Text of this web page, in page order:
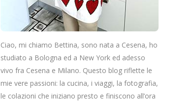
Ciao, mi chiamo Bettina, sono nata a Cesena, ho
studiato a Bologna ed a New York ed adesso
vivo fra Cesena e Milano. Questo blog riflette le
mie vere passioni: la cucina, i viaggi, la fotografia,
le colazioni che iniziano presto e finiscono all’ora